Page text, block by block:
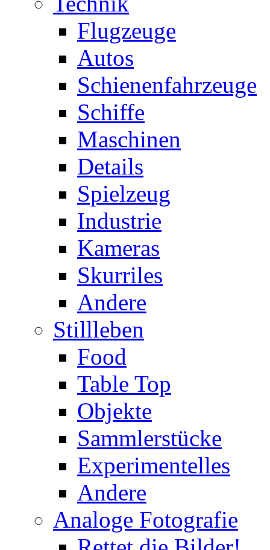
Flugzeuge
Autos
Schienenfahrzeuge
Schiffe
Maschinen
Details
Spielzeug
Industrie
Kameras
Skurriles
Andere
Stillleben
Food
Table Top
Objekte
Sammlerstücke
Experimentelles
Andere
Analoge Fotografie